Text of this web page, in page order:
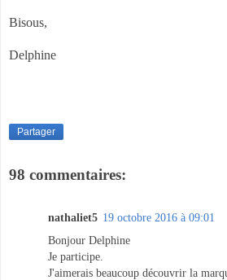
Bisous,
Delphine
Partager
98 commentaires:
nathaliet5 19 octobre 2016 à 09:01
Bonjour Delphine
Je participe.
J'aimerais beaucoup découvrir la